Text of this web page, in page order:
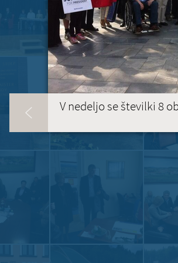
V nedeljo se številki 8